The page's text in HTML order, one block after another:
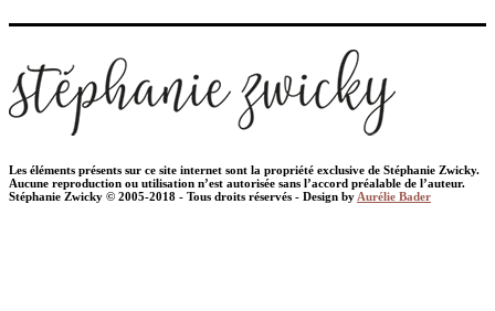
Les éléments présents sur ce site internet sont la propriété exclusive de Stéphanie Zwicky.
Aucune reproduction ou utilisation n’est autorisée sans l’accord préalable de l’auteur.
Stéphanie Zwicky © 2005-2018 - Tous droits réservés - Design by Aurélie Bader